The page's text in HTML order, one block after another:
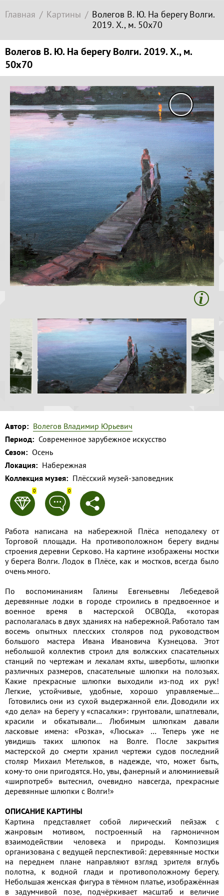
Главная Картины
Волегов В. Ю. На берегу Волги.
2019. Х., м. 50х70
Волегов В. Ю. На берегу Волги. 2019. Х., м.
50х70
Автор: Волегов Владимир Юрьевич
Период: Современное зарубежное искусство
Сезон: Осень
Локация: Набережная
Коллекция музея: Плёсский музей-заповедник
0 0
Работа написана на набережной Плёса неподалеку от
Торговой площади. На противоположном берегу видны
строения деревни Серково. На картине изображены мостки
у берега Волги. Лодок в Плёсе, как и мостков, всегда было
очень много.
По воспоминаниям Галины Евгеньевны Лебедевой
деревянные лодки в городе строились в предвоенное и
военное время в мастерской ОСВОДа, «которая
располагалась в двух зданиях на набережной. Работало там
восемь опытных плесских столяров под руководством
большого мастера Ивана Ивановича Кузнецова. Этот
небольшой коллектив строил для волжских спасательных
станций по чертежам и лекалам яхты, шверботы, шлюпки
различных размеров, спасательные шлюпки на полозьях.
Какие прекрасные шлюпки выходили из-под их рук!
Легкие, устойчивые, удобные, хорошо управляемые…
Готовились они из сухой выдержанной ели. Доводили их
«до дела» на берегу у «спасалки»: грунтовали, шпатлевали,
красили и обкатывали… Любимым шлюпкам давали
ласковые имена: «Розка», «Люська» … Теперь уже не
увидишь таких шлюпок на Волге. После закрытия
мастерской до смерти хранил чертежи судов последний
столяр Михаил Метельков, в надежде, что, может быть,
кому-то они пригодятся. Но, увы, фанерный и алюминиевый
«ширпотреб» вытеснил, очевидно навсегда, прекрасные
деревянные шлюпки с Волги!»
ОПИСАНИЕ КАРТИНЫ
Картина представляет собой лирический пейзаж с
жанровым мотивом, построенный на гармоничном
взаимодействии человека и природы. Композиция
организована с ведущей перспективой: деревянные мостки
на переднем плане направляют взгляд зрителя вглубь
полотна, к водной глади и противоположному берегу.
Небольшая женская фигура в тёмном платье, изображённая
в задумчивой позе, подчёркивает масштаб и величие
ссылку
Копировать
Копируйте
координаты
места
Копировать
зарубежное
искусство
Локация
гора
Гора
Левитана
Заречье
Набережная
Торговая
площадь
Верхний
Плёс
Волга и
левый берег
Время
года на
картине
Весна
Лето
Осень
Коллекция
музея
Музей
Сбросить